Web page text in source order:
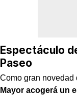
Espectáculo
Paseo
Como gran novedad
Mayor acogerá un